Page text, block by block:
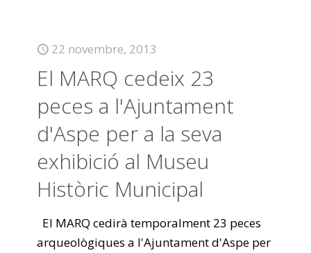
22 novembre, 2013
El MARQ cedeix 23
peces a l'Ajuntament
d'Aspe per a la seva
exhibició al Museu
Històric Municipal
El MARQ cedirà temporalment 23 peces
arqueològiques a l'Ajuntament d'Aspe per